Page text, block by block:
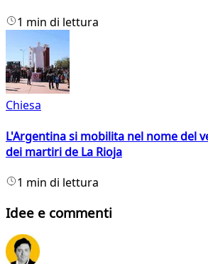
1 min di lettura
Chiesa
L'Argentina si mobilita nel nome del
dei martiri de La Rioja
1 min di lettura
Idee e commenti